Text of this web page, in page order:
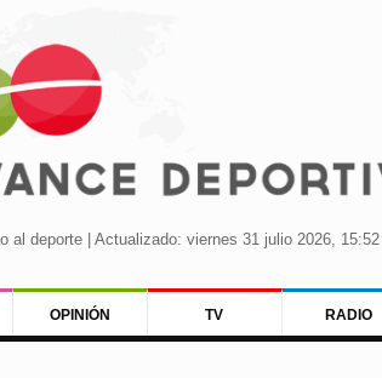
al deporte | Actualizado: viernes 31 julio 2026, 15:52
OPINIÓN TV RADIO